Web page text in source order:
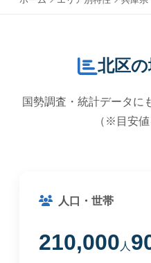
北区
国勢調査・統計データに
（※目安値
人口・世帯
210,000 人